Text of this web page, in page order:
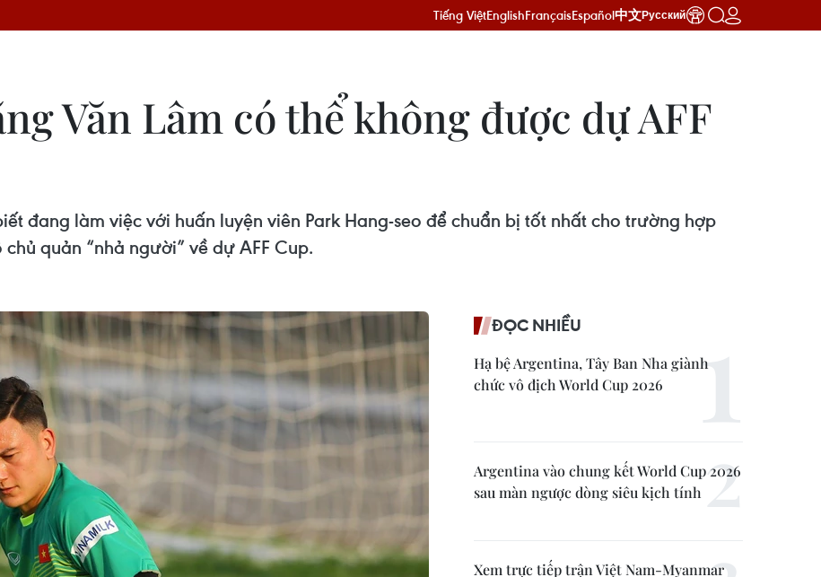
Tiếng ViệtEnglishFrançaisEspañol中文Русский
Văn Lâm có thể không được dự AFF
đang làm việc với huấn luyện viên Park Hang-seo để chuẩn bị tốt nhất cho trường hợp
quản “nhả người” về dự AFF Cup.
ĐỌC NHIỀU
Hạ bệ Argentina, Tây Ban Nha giành
chức vô địch World Cup 2026
Argentina vào chung kết World Cup 2026
sau màn ngược dòng siêu kịch tính
Xem trực tiếp trận Việt Nam-Myanmar